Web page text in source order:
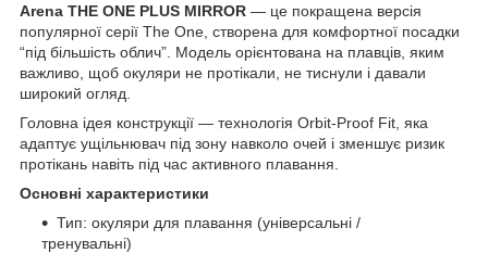
Arena THE ONE PLUS MIRROR — це покращена версія
популярної серії The One, створена для комфортної посадки
“під більшість облич”. Модель орієнтована на плавців, яким
важливо, щоб окуляри не протікали, не тиснули і давали
широкий огляд.
Головна ідея конструкції — технологія Orbit-Proof Fit, яка
адаптує ущільнювач під зону навколо очей і зменшує ризик
протікань навіть під час активного плавання.
Основні характеристики
Тип: окуляри для плавання (універсальні /
тренувальні)